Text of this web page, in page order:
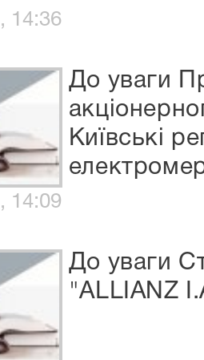
14:36
До уваги
Київські
14:09
До уваги
"ALLIANZ